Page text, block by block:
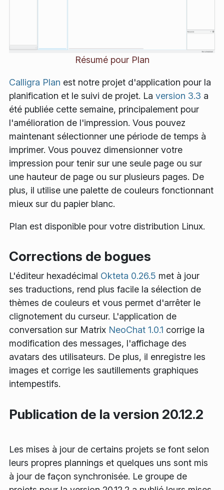
Résumé pour Plan
Calligra Plan est notre projet d'application pour la
planification et le suivi de projet. La version 3.3 a
été publiée cette semaine, principalement pour
l'amélioration de l'impression. Vous pouvez
maintenant sélectionner une période de temps à
imprimer. Vous pouvez dimensionner votre
impression pour tenir sur une seule page ou sur
une hauteur de page ou sur plusieurs pages. De
plus, il utilise une palette de couleurs fonctionnant
mieux sur du papier blanc.
Plan est disponible pour votre distribution Linux.
Corrections de bogues
L'éditeur hexadécimal Okteta 0.26.5 met à jour
ses traductions, rend plus facile la sélection de
thèmes de couleurs et vous permet d'arrêter le
clignotement du curseur. L'application de
conversation sur Matrix NeoChat 1.0.1 corrige la
modification des messages, l'affichage des
avatars des utilisateurs. De plus, il enregistre les
images et corrige les sautillements graphiques
intempestifs.
Publication de la version 20.12.2
Les mises à jour de certains projets se font selon
leurs propres plannings et quelques uns sont mis
à jour de façon synchronisée. Le groupe de